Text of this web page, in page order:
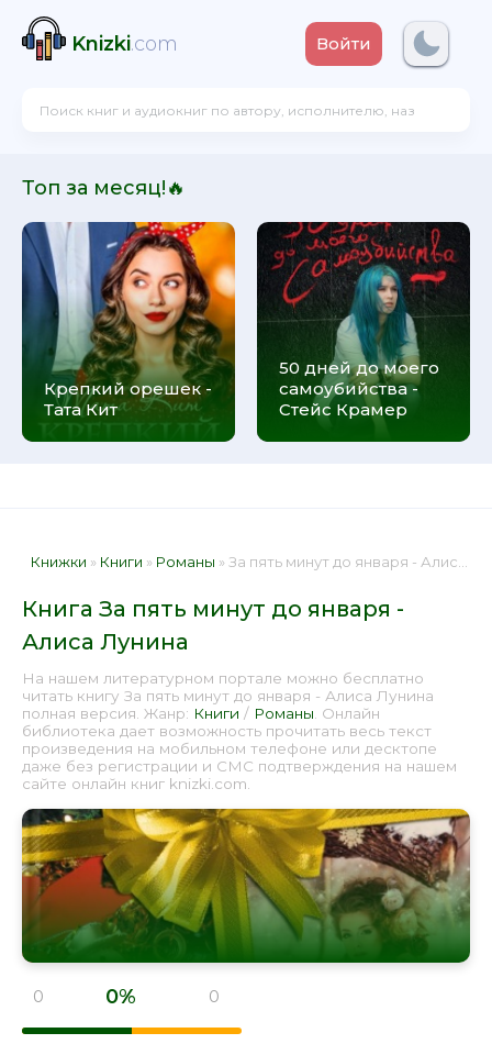
Knizki.com Войти
Топ за месяц!🔥
Крепкий орешек -
Тата Кит
50 дней до моего
самоубийства -
Стейс Крамер
Книжки » Книги » Романы » За пять минут до января - Алиса Лунина 📕 - Книга онлайн бесплатно
Книга За пять минут до января -
Алиса Лунина
На нашем литературном портале можно бесплатно
читать книгу За пять минут до января - Алиса Лунина
полная версия. Жанр: Книги / Романы . Онлайн
библиотека дает возможность прочитать весь текст
произведения на мобильном телефоне или десктопе
даже без регистрации и СМС подтверждения на нашем
сайте онлайн книг knizki.com.
0 0% 0